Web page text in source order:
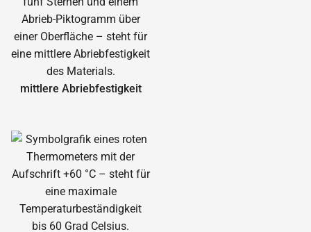
mittlere Abrieb­festigkeit